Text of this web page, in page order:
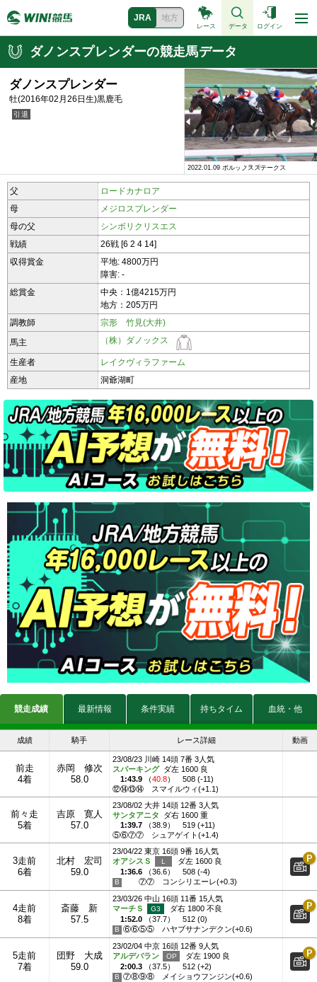
JRA 地方
レース データ ログイン
ダノンスプレンダーの競走馬データ
ダノンスプレンダー
牡(2016年02月26日生)黒鹿毛
2022.01.09 ポルックスステークス
父
ロードカナロア
母
メジロスプレンダー
母の父
シンボリクリスエス
戦績
26戦 [6 2 4 14]
収得賞金
平地: 4800万円
障害: -
総賞金
中央：1億4215万円
地方：205万円
調教師
宗形 竹見(大井)
馬主
（株）ダノックス
生産者
レイクヴィラファーム
産地
洞爺湖町
競走成績 最新情報 条件実績 持ちタイム 血統・他
成績 騎手 レース詳細 動画
前走
4着
赤岡 修次
58.0
23/08/23 川崎 14頭 7番 3人気
スパーキング ダ左 1600 良
1:43.9 （40.8）
508 (-11)
⑫⑭⑬⑭
スマイルウィ(+1.1)
前々走
5着
吉原 寛人
57.0
23/08/02 大井 14頭 12番 3人気
サンタアニタ
ダ右 1600 重
1:39.7 （38.9）
519 (+11)
⑤⑥⑦⑦
シュアゲイト(+1.4)
3走前
6着
北村 宏司
59.0
23/04/22 東京 16頭 9番 16人気
オアシスＳ
ダ左 1600 良
1:36.6 （36.6）
508 (-4)
⑦⑦
コンシリエーレ(+0.3)
4走前
8着
斎藤 新
57.5
23/03/26 中山 16頭 11番 15人気
マーチＳ
ダ右 1800 不良
1:52.0 （37.7）
512 (0)
⑥⑥⑤⑤
ハヤブサナンデクン(+0.6)
5走前
7着
団野 大成
59.0
23/02/04 中京 16頭 12番 9人気
アルデバラン
ダ左 1900 良
2:00.3 （37.5）
512 (+2)
⑦⑧⑨⑧
メイショウフンジン(+0.6)